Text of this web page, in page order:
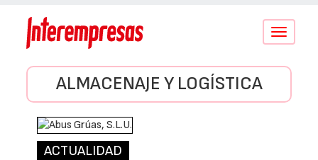
Conmutar
ALMACENAJE Y LOGÍSTICA
ACTUALIDAD